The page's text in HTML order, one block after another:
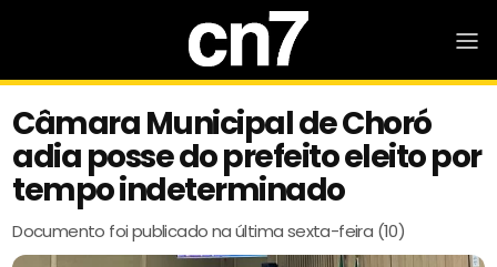
Câmara Municipal de Choró
adia posse do prefeito eleito por
tempo indeterminado
Documento foi publicado na última sexta-feira (10)